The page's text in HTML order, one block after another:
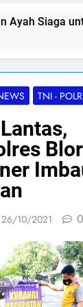
Ayah Siaga
TNI -
26/10/2021 0